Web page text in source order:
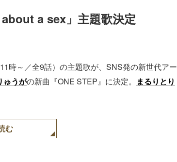
a sex」主題歌決定
時～／全9話）の主題歌が、SNS発の新世代アー
ゅうがの新曲『ONE STEP』に決定。
まるりとり
む